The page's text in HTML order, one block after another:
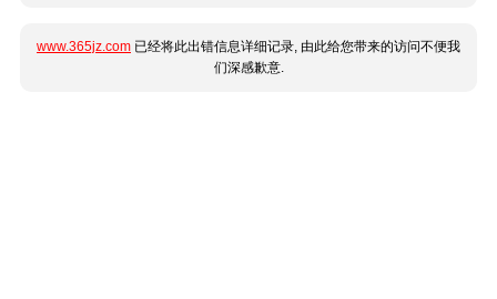
www.365jz.com 已经将此出错信息详细记录, 由此给您带来的访问不便我
们深感歉意.